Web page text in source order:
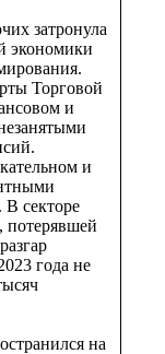
затронула
экономики
Торговой
и
и
В секторе
года не
на